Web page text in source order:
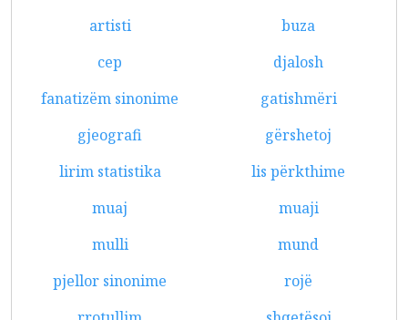
artisti
buza
cep
djalosh
fanatizëm sinonime
gatishmëri
gjeografi
gërshetoj
lirim statistika
lis përkthime
muaj
muaji
mulli
mund
pjellor sinonime
rojë